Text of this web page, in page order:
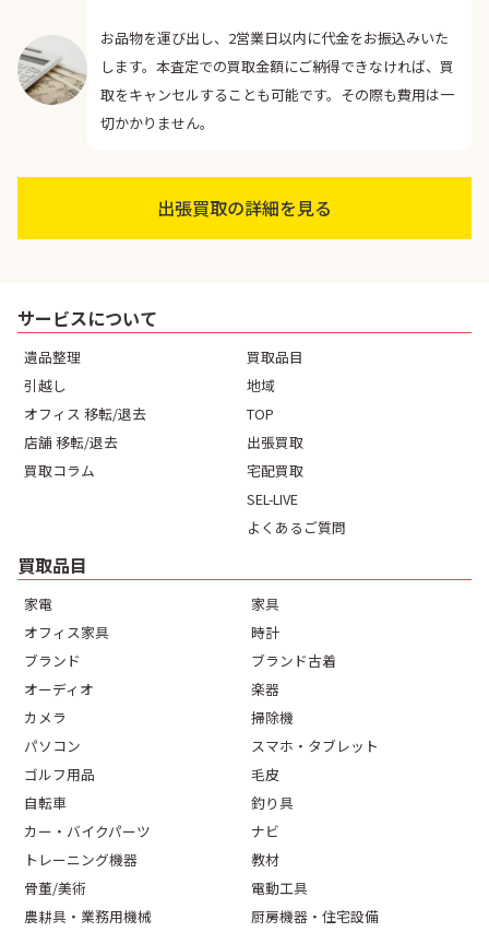
お品物を運び出し、2営業日以内に代金をお振込みいた
します。本査定での買取金額にご納得できなければ、買
取をキャンセルすることも可能です。その際も費用は一
切かかりません。
出張買取の詳細を見る
サービスについて
遺品整理
引越し
オフィス 移転/退去
店舗 移転/退去
買取コラム
買取品目
地域
TOP
出張買取
宅配買取
SEL-LIVE
よくあるご質問
買取品目
家電
家具
オフィス家具
時計
ブランド
ブランド古着
オーディオ
楽器
カメラ
掃除機
パソコン
スマホ・タブレット
ゴルフ用品
毛皮
自転車
釣り具
カー・バイクパーツ
ナビ
トレーニング機器
教材
骨董/美術
電動工具
農耕具・業務用機械
厨房機器・住宅設備